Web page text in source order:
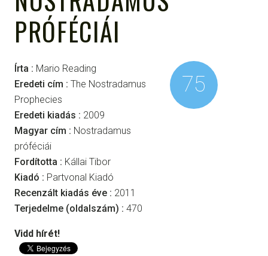
PRÓFÉCIÁI
Írta : Mario Reading
Eredeti cím : The Nostradamus
Prophecies
Eredeti kiadás : 2009
Magyar cím : Nostradamus
próféciái
Fordította : Kállai Tibor
Kiadó : Partvonal Kiadó
Recenzált kiadás éve : 2011
Terjedelme (oldalszám) : 470
75
Vidd hírét!